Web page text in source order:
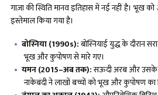
गाज़ा की स्थिति मानव इतिहास में नई नहीं है। भूख को
इस्तेमाल किया गया है।
बोस्निया (1990s):बोस्नियाई युद्ध के दौरान
भूख और कुपोषण से मारे गए।
यमन (2015–अब तक):सऊदी अरब और उसके
नाकेबंदी ने लाखों बच्चों को भूख और कुपोषण का